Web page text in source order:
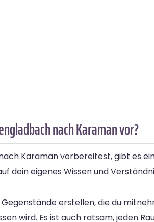
nach Karaman vor?
Karaman vorbereitest, gibt es
dein eigenes Wissen und
erstellen, die du
wird. Es ist auch ratsam, jeden